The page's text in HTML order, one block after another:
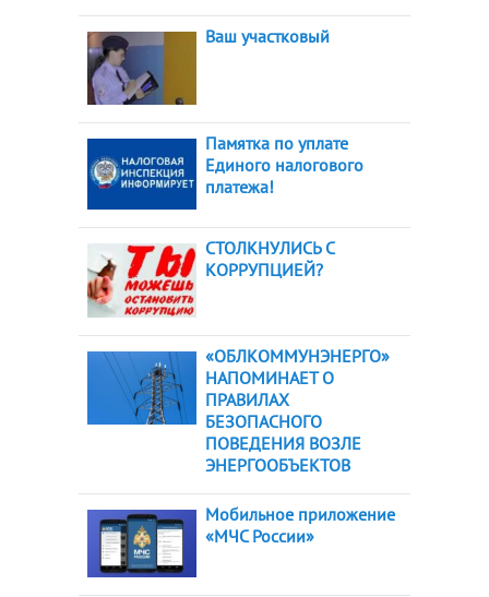
Ваш участковый
Памятка по уплате
Единого налогового
платежа!
СТОЛКНУЛИСЬ С
КОРРУПЦИЕЙ?
«ОБЛКОММУНЭНЕРГО»
НАПОМИНАЕТ О
ПРАВИЛАХ
БЕЗОПАСНОГО
ПОВЕДЕНИЯ ВОЗЛЕ
ЭНЕРГООБЪЕКТОВ
Мобильное приложение
«МЧС России»